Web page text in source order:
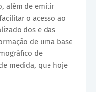
além de emitir
o acesso ao
dos e das
de uma base
de
medida, que hoje